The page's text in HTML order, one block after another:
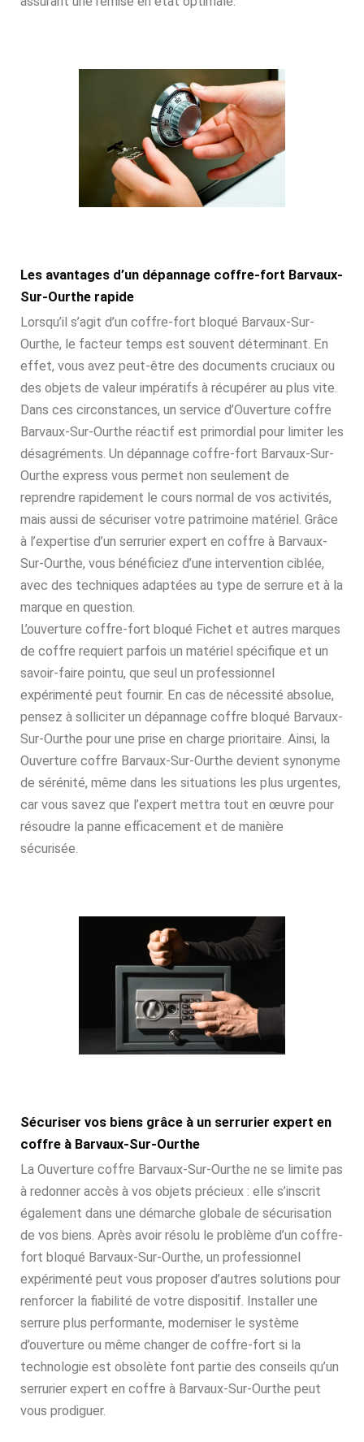
Les avantages d’un dépannage coffre-fort Barvaux-
Sur-Ourthe rapide
Lorsqu’il s’agit d’un coffre-fort bloqué Barvaux-Sur-
Ourthe, le facteur temps est souvent déterminant. En
effet, vous avez peut-être des documents cruciaux ou
des objets de valeur impératifs à récupérer au plus vite.
Dans ces circonstances, un service d’Ouverture coffre
Barvaux-Sur-Ourthe réactif est primordial pour limiter les
désagréments. Un dépannage coffre-fort Barvaux-Sur-
Ourthe express vous permet non seulement de
reprendre rapidement le cours normal de vos activités,
mais aussi de sécuriser votre patrimoine matériel. Grâce
à l’expertise d’un serrurier expert en coffre à Barvaux-
Sur-Ourthe, vous bénéficiez d’une intervention ciblée,
avec des techniques adaptées au type de serrure et à la
marque en question.
L’ouverture coffre-fort bloqué Fichet et autres marques
de coffre requiert parfois un matériel spécifique et un
savoir-faire pointu, que seul un professionnel
expérimenté peut fournir. En cas de nécessité absolue,
pensez à solliciter un dépannage coffre bloqué Barvaux-
Sur-Ourthe pour une prise en charge prioritaire. Ainsi, la
Ouverture coffre Barvaux-Sur-Ourthe devient synonyme
de sérénité, même dans les situations les plus urgentes,
car vous savez que l’expert mettra tout en œuvre pour
résoudre la panne efficacement et de manière
sécurisée.
Sécuriser vos biens grâce à un serrurier expert en
coffre à Barvaux-Sur-Ourthe
La Ouverture coffre Barvaux-Sur-Ourthe ne se limite pas
à redonner accès à vos objets précieux : elle s’inscrit
également dans une démarche globale de sécurisation
de vos biens. Après avoir résolu le problème d’un coffre-
fort bloqué Barvaux-Sur-Ourthe, un professionnel
expérimenté peut vous proposer d’autres solutions pour
renforcer la fiabilité de votre dispositif. Installer une
serrure plus performante, moderniser le système
d’ouverture ou même changer de coffre-fort si la
technologie est obsolète font partie des conseils qu’un
serrurier expert en coffre à Barvaux-Sur-Ourthe peut
vous prodiguer.